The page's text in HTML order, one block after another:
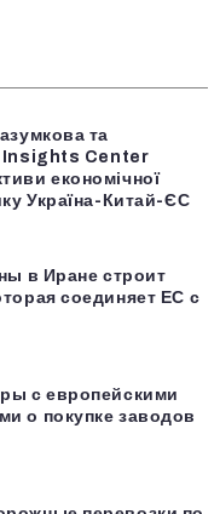
та
Insights Center
економічної
Україна-Китай-ЄС
в Иране строит
соединяет ЕС с
с европейскими
о покупке заводов